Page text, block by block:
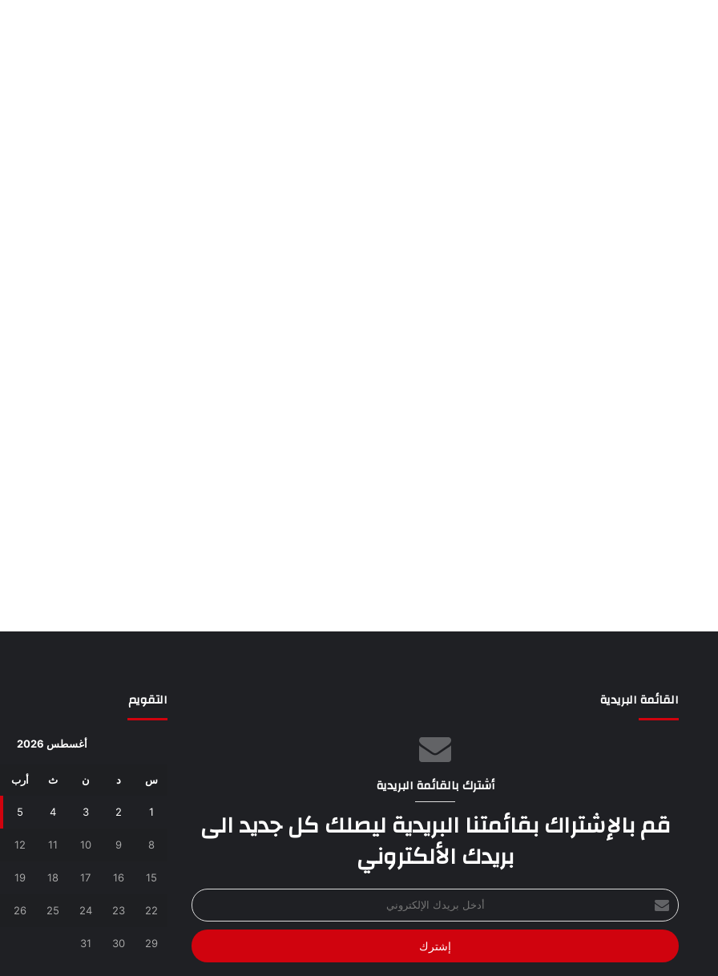
القائمة البريدية
أشترك بالقائمة البريدية
قم بالإشتراك بقائمتنا البريدية ليصلك كل جديد الى
بريدك الألكتروني
أدخل
بريدك
الإلكتروني
التقويم
أغسطس 2026
س د ن ث أرب
1
2
3
4
5
8
9
10
11
12
15
16
17
18
19
22
23
24
25
26
29
30
31